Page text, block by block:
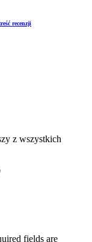
recenzji
z wszystkich
fields are